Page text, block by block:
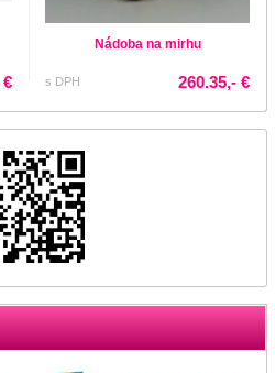
€
Nádoba na mirhu
s DPH 260.35,- €